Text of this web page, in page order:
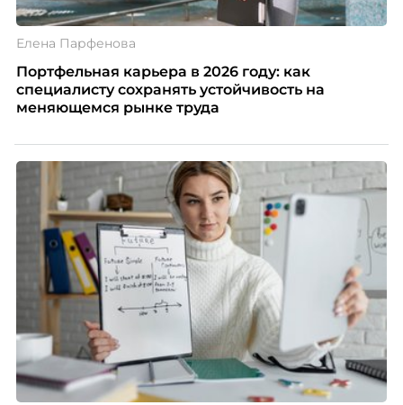
Елена Парфенова
Портфельная карьера в 2026 году: как
специалисту сохранять устойчивость на
меняющемся рынке труда